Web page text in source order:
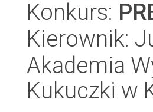
Konkurs:
Kierownik:
Akademia
Kukuczki w